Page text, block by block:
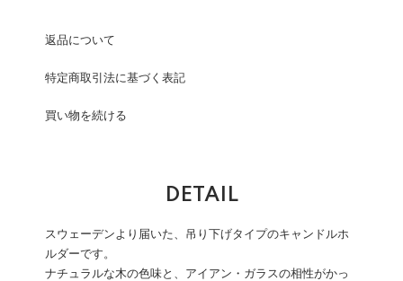
返品について
特定商取引法に基づく表記
買い物を続ける
DETAIL
スウェーデンより届いた、吊り下げタイプのキャンドルホ
ルダーです。
ナチュラルな木の色味と、アイアン・ガラスの相性がかっ